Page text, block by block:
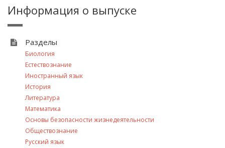
Информация о выпуске
Разделы
Биология
Естествознание
Иностранный язык
История
Литература
Математика
Основы безопасности жизнедеятельности
Обществознание
Русский язык